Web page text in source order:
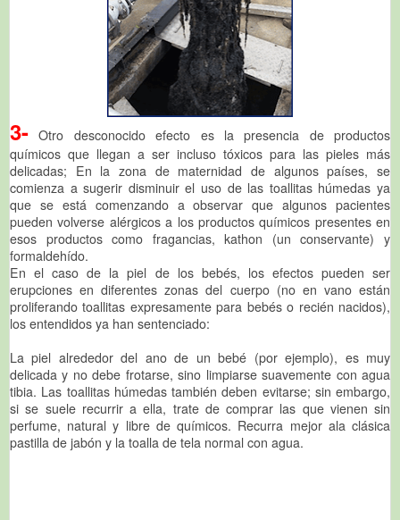
3- Otro desconocido efecto es la presencia de productos
químicos que llegan a ser incluso tóxicos para las pieles más
delicadas; En la zona de maternidad de algunos países, se
comienza a sugerir disminuir el uso de las toallitas húmedas ya
que se está comenzando a observar que algunos pacientes
pueden volverse alérgicos a los productos químicos presentes en
esos productos como fragancias, kathon (un conservante) y
formaldehído.
En el caso de la piel de los bebés, los efectos pueden ser
erupciones en diferentes zonas del cuerpo (no en vano están
proliferando toallitas expresamente para bebés o recién nacidos),
los entendidos ya han sentenciado:
La piel alrededor del ano de un bebé (por ejemplo), es muy
delicada y no debe frotarse, sino limpiarse suavemente con agua
tibia. Las toallitas húmedas también deben evitarse; sin embargo,
si se suele recurrir a ella, trate de comprar las que vienen sin
perfume, natural y libre de químicos. Recurra mejor ala clásica
pastilla de jabón y la toalla de tela normal con agua.